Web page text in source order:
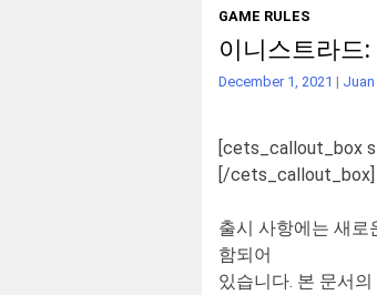
GAME RULES
이니스트라드
December 1, 2021 | Juan
[cets_callout_box
[/cets_callout_box]
출시 사항에는 새로
함되어
있습니다. 본 문서의